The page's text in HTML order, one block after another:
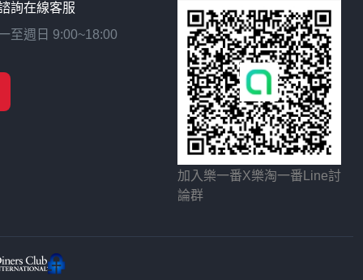
詢在線客服
至週日 9:00~18:00
加入樂一番X樂淘一番Line討
論群